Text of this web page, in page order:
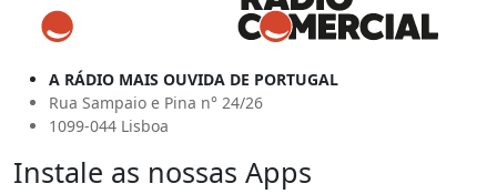
A RÁDIO MAIS OUVIDA DE PORTUGAL
Rua Sampaio e Pina n° 24/26
1099-044 Lisboa
Instale as nossas Apps